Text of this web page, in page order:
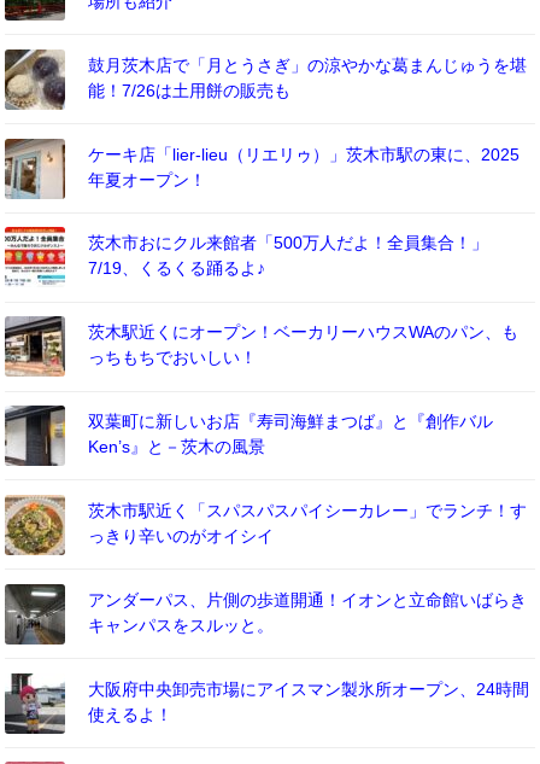
鼓月茨木店で「月とうさぎ」の涼やかな葛まんじゅうを堪
能！7/26は土用餅の販売も
ケーキ店「lier-lieu（リエリゥ）」茨木市駅の東に、2025
年夏オープン！
茨木市おにクル来館者「500万人だよ！全員集合！」
7/19、くるくる踊るよ♪
茨木駅近くにオープン！ベーカリーハウスWAのパン、も
っちもちでおいしい！
双葉町に新しいお店『寿司海鮮まつば』と『創作バル
Ken’s』と－茨木の風景
茨木市駅近く「スパスパスパイシーカレー」でランチ！す
っきり辛いのがオイシイ
アンダーパス、片側の歩道開通！イオンと立命館いばらき
キャンパスをスルッと。
大阪府中央卸売市場にアイスマン製氷所オープン、24時間
使えるよ！